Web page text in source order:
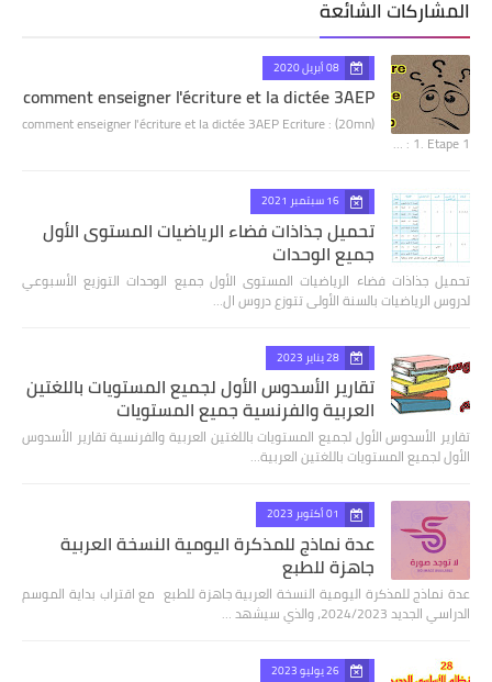
المشاركات الشائعة
08 أبريل 2020
comment enseigner l'écriture et la dictée 3AEP
comment enseigner l'écriture et la dictée 3AEP Ecriture : (20mn)
1. Etape 1 : …
16 سبتمبر 2021
تحميل جذاذات فضاء الرياضيات المستوى الأول
جميع الوحدات
تحميل جذاذات فضاء الرياضيات المستوى الأول جميع الوحدات التوزيع الأسبوعي
لدروس الرياضيات بالسنة الأولى تتوزع دروس ال…
28 يناير 2023
تقارير الأسدوس الأول لجميع المستويات باللغتين
العربية والفرنسية جميع المستويات
تقارير الأسدوس الأول لجميع المستويات باللغتين العربية والفرنسية تقارير الأسدوس
الأول لجميع المستويات باللغتين العربية…
01 أكتوبر 2023
عدة نماذج للمذكرة اليومية النسخة العربية
جاهزة للطبع
عدة نماذج للمذكرة اليومية النسخة العربية جاهزة للطبع مع اقتراب بداية الموسم
الدراسي الجديد 2024/2023، والذي سيشهد …
26 يوليو 2023